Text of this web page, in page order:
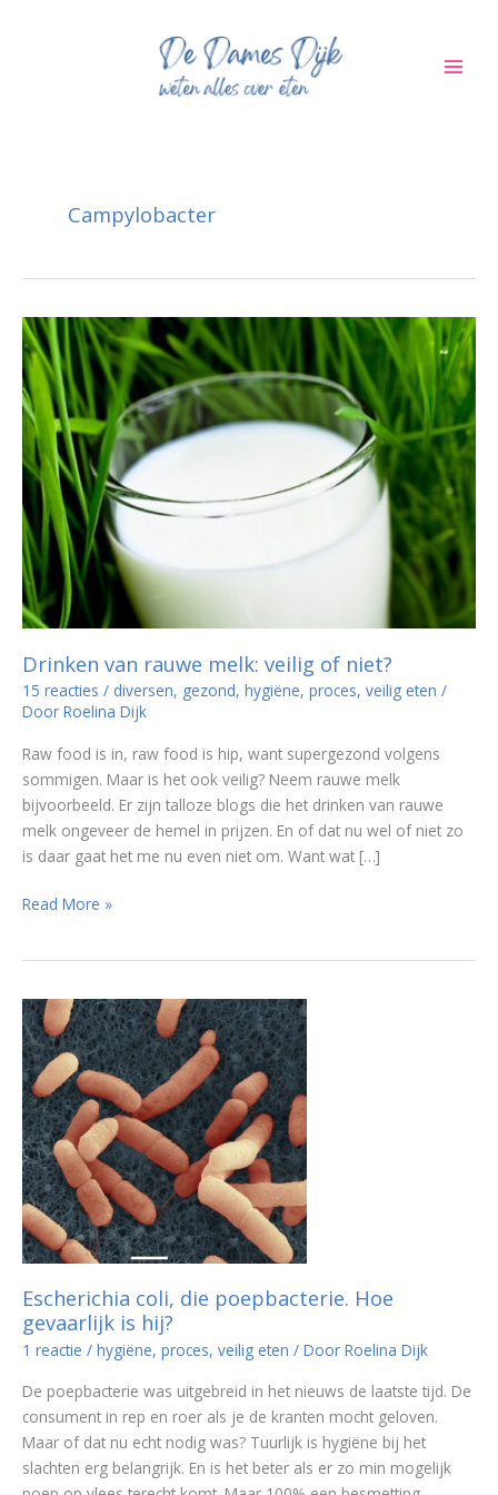
Campylobacter
Drinken van rauwe melk: veilig of niet?
15 reacties / diversen, gezond, hygiëne, proces, veilig eten /
Door Roelina Dijk
Raw food is in, raw food is hip, want supergezond volgens
sommigen. Maar is het ook veilig? Neem rauwe melk
bijvoorbeeld. Er zijn talloze blogs die het drinken van rauwe
melk ongeveer de hemel in prijzen. En of dat nu wel of niet zo
is daar gaat het me nu even niet om. Want wat […]
Drinken
veilig
of
niet?
Read More »
Escherichia coli, die poepbacterie. Hoe
gevaarlijk is hij?
1 reactie / hygiëne, proces, veilig eten / Door Roelina Dijk
De poepbacterie was uitgebreid in het nieuws de laatste tijd. De
consument in rep en roer als je de kranten mocht geloven.
Maar of dat nu echt nodig was? Tuurlijk is hygiëne bij het
slachten erg belangrijk. En is het beter als er zo min mogelijk